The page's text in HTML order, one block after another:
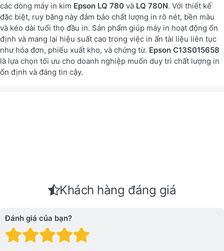
các dòng máy in kim Epson LQ 780 và LQ 780N. Với thiết kế
đặc biệt, ruy băng này đảm bảo chất lượng in rõ nét, bền màu
và kéo dài tuổi thọ đầu in. Sản phẩm giúp máy in hoạt động ổn
định và mang lại hiệu suất cao trong việc in ấn tài liệu liên tục
như hóa đơn, phiếu xuất kho, và chứng từ. Epson C13S015658
là lựa chọn tối ưu cho doanh nghiệp muốn duy trì chất lượng in
ổn định và đáng tin cậy.
Khách hàng đáng giá
Đánh giá của bạn?
Đánh giá: 4 trên 5
Đánh giá: 3 trên 5 sao.
Đánh giá: 2 trên 5 sao.
Đánh giá: 1 trên 5 sao. Xấu